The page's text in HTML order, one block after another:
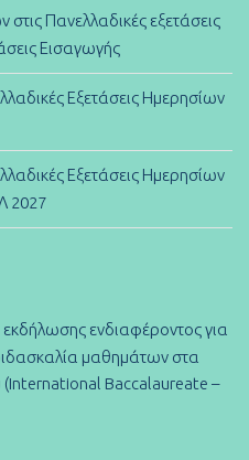
Πανελλαδικές εξετάσεις
Εισαγωγής
Εξετάσεις Ημερησίων
Εξετάσεις Ημερησίων
2027
ενδιαφέροντος για
μαθημάτων στα
(International Baccalaureate –